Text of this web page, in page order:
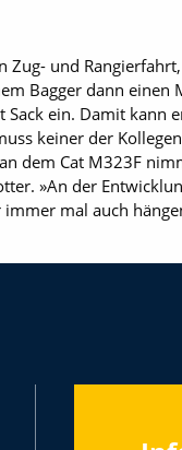
Zug- und
Bagger dann einen
ein. Damit kann
keiner der
dem Cat M323F
»An der
mal auch